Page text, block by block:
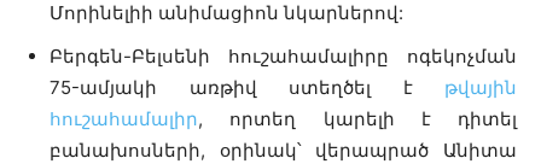
Մորինելիի անիմացիոն նկարներով:
Բերգեն-Բելսենի հուշահամալիրը ոգեկոչման
75-ամյակի առթիվ ստեղծել է թվային
հուշահամալիր, որտեղ կարելի է դիտել
բանախոսների, օրինակ՝ վերապրած Անիտա